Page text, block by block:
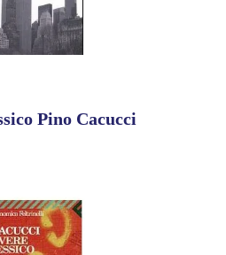
Pino Cacucci